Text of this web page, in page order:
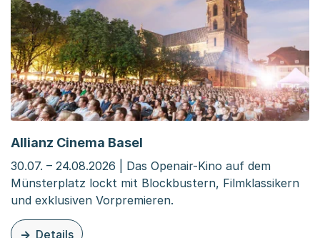
Allianz Cinema Basel
30.07. – 24.08.2026 | Das Openair-Kino auf dem
Münsterplatz lockt mit Blockbustern, Filmklassikern
und exklusiven Vorpremieren.
Details